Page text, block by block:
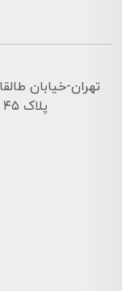
تهران-خیابان
پلاک ۴۵ – ساختمان گروه آزمایشگاهی پادینا ویستا